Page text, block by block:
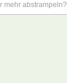
mehr abstrampeln?